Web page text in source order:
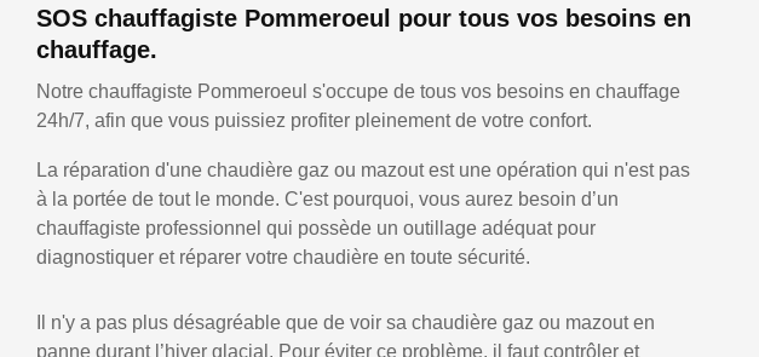
SOS chauffagiste Pommeroeul pour tous vos besoins en
chauffage.
Notre chauffagiste Pommeroeul s'occupe de tous vos besoins en chauffage
24h/7, afin que vous puissiez profiter pleinement de votre confort.
La réparation d'une chaudière gaz ou mazout est une opération qui n'est pas
à la portée de tout le monde. C'est pourquoi, vous aurez besoin d’un
chauffagiste professionnel qui possède un outillage adéquat pour
diagnostiquer et réparer votre chaudière en toute sécurité.
Il n'y a pas plus désagréable que de voir sa chaudière gaz ou mazout en
panne durant l’hiver glacial. Pour éviter ce problème, il faut contrôler et